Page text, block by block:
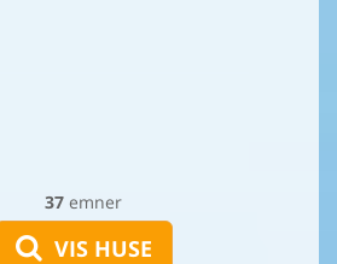
37 emner
VIS HUSE